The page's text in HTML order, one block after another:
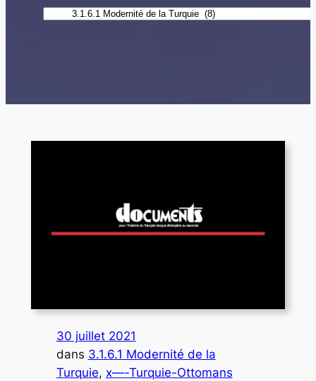
Catégories
30 juillet 2021
dans 3.1.6.1 Modernité de la
Turquie, x—-Turquie-Ottomans